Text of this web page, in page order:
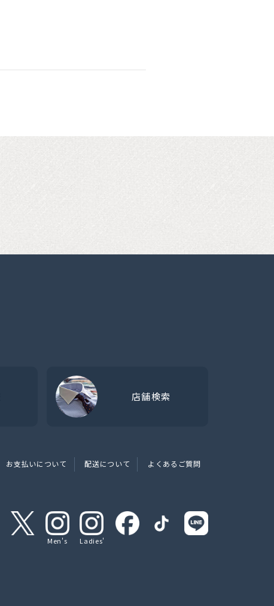
店舗検索
お支払いについて 配送について よくあるご質問
Men's Ladies'